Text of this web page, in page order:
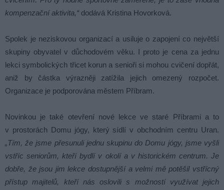
kompenzační aktivita,“ dodává Kristina Hovorková.
Spolek je neziskovou organizací a usiluje o zapojení co největší
skupiny obyvatel v důchodovém věku. I proto je cena za jednu
lekci symbolických třicet korun a senioři si mohou cvičení dopřát,
aniž by částka výrazněji zatížila jejich omezený rozpočet.
Organizace je podporována městem Příbram.
Novinkou je také otevření nové lekce ve staré Příbrami a to
v prostorách Domu jógy, který sídlí v obchodním centru Uran.
„Tím, že jsme přesunuli jednu skupinu do Domu jógy, jsme vyšli
vstříc seniorům, kteří bydlí v okolí a v historickém centrum. Je
dobře, že jsou jim lekce dostupnější a velmi mě potěšil vstřícný
přístup majitelů, kteří nás oslovili s možností využívat jejich